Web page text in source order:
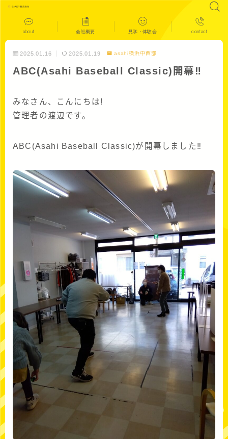
about 会社概要 見学・体験会 contact
2025.01.16 2025.01.19 asahi横浜中西部
ABC(Asahi Baseball Classic)開幕‼
みなさん、こんにちは!
管理者の渡辺です。
ABC(Asahi Baseball Classic)が開幕しました‼